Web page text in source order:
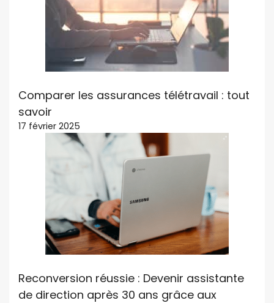
Comparer les assurances télétravail : tout
savoir
17 février 2025
Reconversion réussie : Devenir assistante
de direction après 30 ans grâce aux